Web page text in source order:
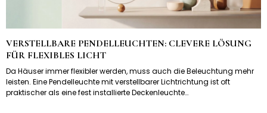
VERSTELLBARE PENDELLEUCHTEN: CLEVERE LÖSUNG
FÜR FLEXIBLES LICHT
Da Häuser immer flexibler werden, muss auch die Beleuchtung mehr
leisten. Eine Pendelleuchte mit verstellbarer Lichtrichtung ist oft
praktischer als eine fest installierte Deckenleuchte…